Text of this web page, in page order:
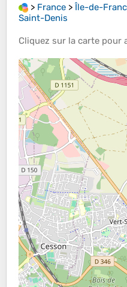
> France > Île-de-
Saint-Denis
Cliquez sur la carte pour